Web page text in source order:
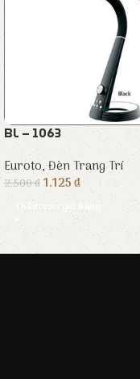
BL – 1063
Euroto,Đèn Trang Trí
2.500₫1.125₫
Thêm vào giỏ hàng